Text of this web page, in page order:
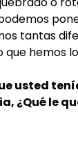
tantas
que hemos
usted
¿Qué le